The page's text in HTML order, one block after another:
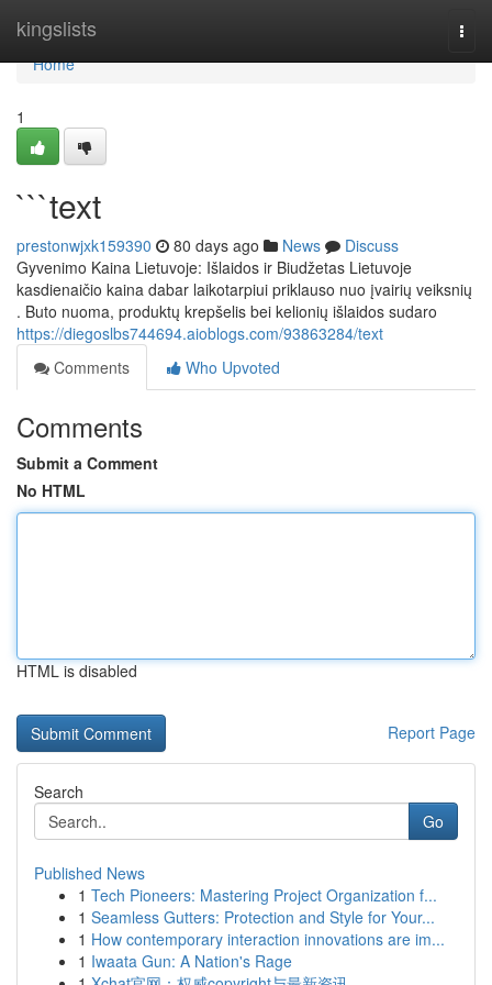
kingslists
Home
Home
1
```text
prestonwjxk159390 80 days ago News
Discuss
Gyvenimo Kaina Lietuvoje: Išlaidos ir Biudžetas Lietuvoje
kasdienaičio kaina dabar laikotarpiui priklauso nuo įvairių veiksnių
. Buto nuoma, produktų krepšelis bei kelionių išlaidos sudaro
https://diegoslbs744694.aioblogs.com/93863284/text
Comments
Who Upvoted
Comments
Submit a Comment
No HTML
HTML is disabled
Report Page
Search
Go
Published News
1 Tech Pioneers: Mastering Project Organization f...
1 Seamless Gutters: Protection and Style for Your...
1 How contemporary interaction innovations are im...
1 Iwaata Gun: A Nation's Rage